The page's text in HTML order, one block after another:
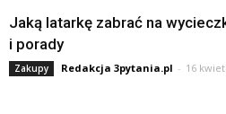
Jaką latarkę zabrać na
i porady
Zakupy Redakcja 3pytania.pl - 16